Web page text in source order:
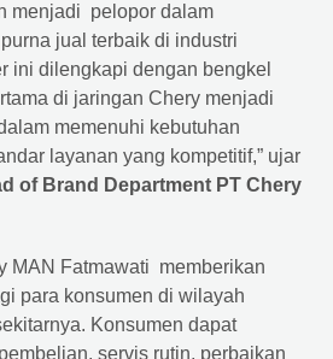
menjadi pelopor dalam
jual terbaik di industri
ini dilengkapi dengan bengkel
di jaringan Chery menjadi
memenuhi kebutuhan
layanan yang kompetitif,” ujar
of Brand Department PT Chery
MAN Fatmawati memberikan
para konsumen di wilayah
Konsumen dapat
servis rutin, perbaikan